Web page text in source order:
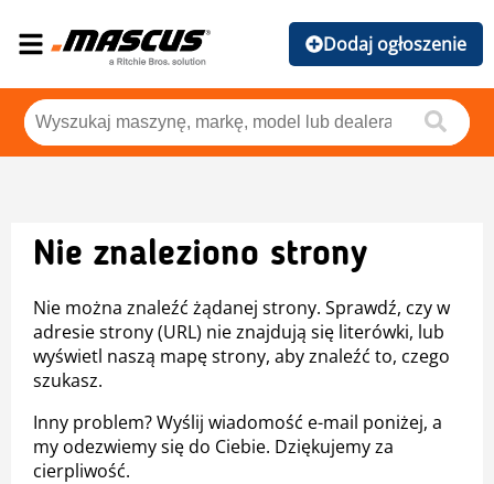
Dodaj ogłoszenie
Nie znaleziono strony
Nie można znaleźć żądanej strony. Sprawdź, czy w
adresie strony (URL) nie znajdują się literówki, lub
wyświetl naszą mapę strony, aby znaleźć to, czego
szukasz.
Inny problem? Wyślij wiadomość e-mail poniżej, a
my odezwiemy się do Ciebie. Dziękujemy za
cierpliwość.